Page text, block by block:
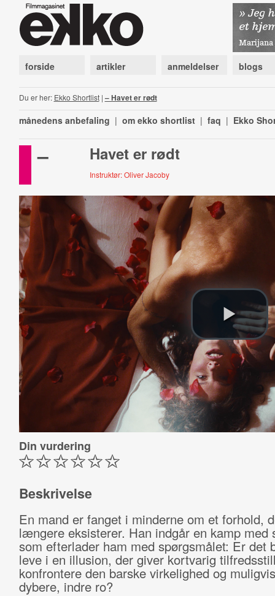
forside artikler anmeldelser blogs
Du er her: Ekko Shortlist| – Havet er rødt
månedens anbefaling | om ekko shortlist | faq | Ekko
– Havet er rødt
Instruktør: Oliver Jacoby
Din vurdering
Beskrivelse
En mand er fanget i minderne om et forhold,
længere eksisterer. Han indgår en kamp med
som efterlader ham med spørgsmålet: Er det
leve i en illusion, der giver kortvarig
konfrontere den barske virkelighed og
dybere, indre ro?